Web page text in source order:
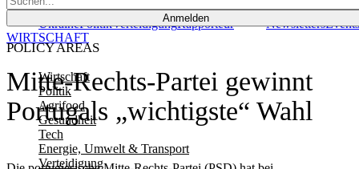
Anmelden
POLICY AREAS
Wirtschaft
Politik
Agrifood
Gesundheit
Tech
Energie, Umwelt & Transport
Verteidigung
UkrainePolitikVerteidigungRapporteur NewslettersEvents
Mitte-Rechts-Partei gewinnt
Portugals „wichtigste“ Wahl
WIRTSCHAFT